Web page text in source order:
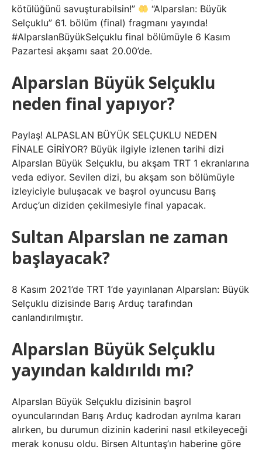
kötülüğünü savuşturabilsin!”
“Alparslan: Büyük
Selçuklu” 61. bölüm (final) fragmanı yayında!
#AlparslanBüyükSelçuklu final bölümüyle 6 Kasım
Pazartesi akşamı saat 20.00’de.
Alparslan Büyük Selçuklu
neden final yapıyor?
Paylaş! ALPASLAN BÜYÜK SELÇUKLU NEDEN
FİNALE GİRİYOR? Büyük ilgiyle izlenen tarihi dizi
Alparslan Büyük Selçuklu, bu akşam TRT 1 ekranlarına
veda ediyor. Sevilen dizi, bu akşam son bölümüyle
izleyiciyle buluşacak ve başrol oyuncusu Barış
Arduç’un diziden çekilmesiyle final yapacak.
Sultan Alparslan ne zaman
başlayacak?
8 Kasım 2021’de TRT 1’de yayınlanan Alparslan: Büyük
Selçuklu dizisinde Barış Arduç tarafından
canlandırılmıştır.
Alparslan Büyük Selçuklu
yayından kaldırıldı mı?
Alparslan Büyük Selçuklu dizisinin başrol
oyuncularından Barış Arduç kadrodan ayrılma kararı
alırken, bu durumun dizinin kaderini nasıl etkileyeceği
merak konusu oldu. Birsen Altuntaş’ın haberine göre